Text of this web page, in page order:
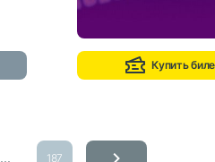
Купить
... 187